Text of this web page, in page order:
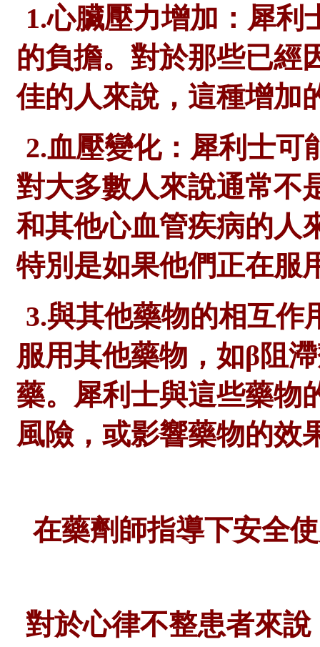
1.心臟壓力增加：犀利
的負擔。對於那些已經
佳的人來說，這種增加
2.血壓變化：犀利士可
對大多數人來說通常不
和其他心血管疾病的人
特別是如果他們正在服
3.與其他藥物的相互作
服用其他藥物，如β阻
藥。犀利士與這些藥物
風險，或影響藥物的效
在藥劑師指導下安全
對於心律不整患者來